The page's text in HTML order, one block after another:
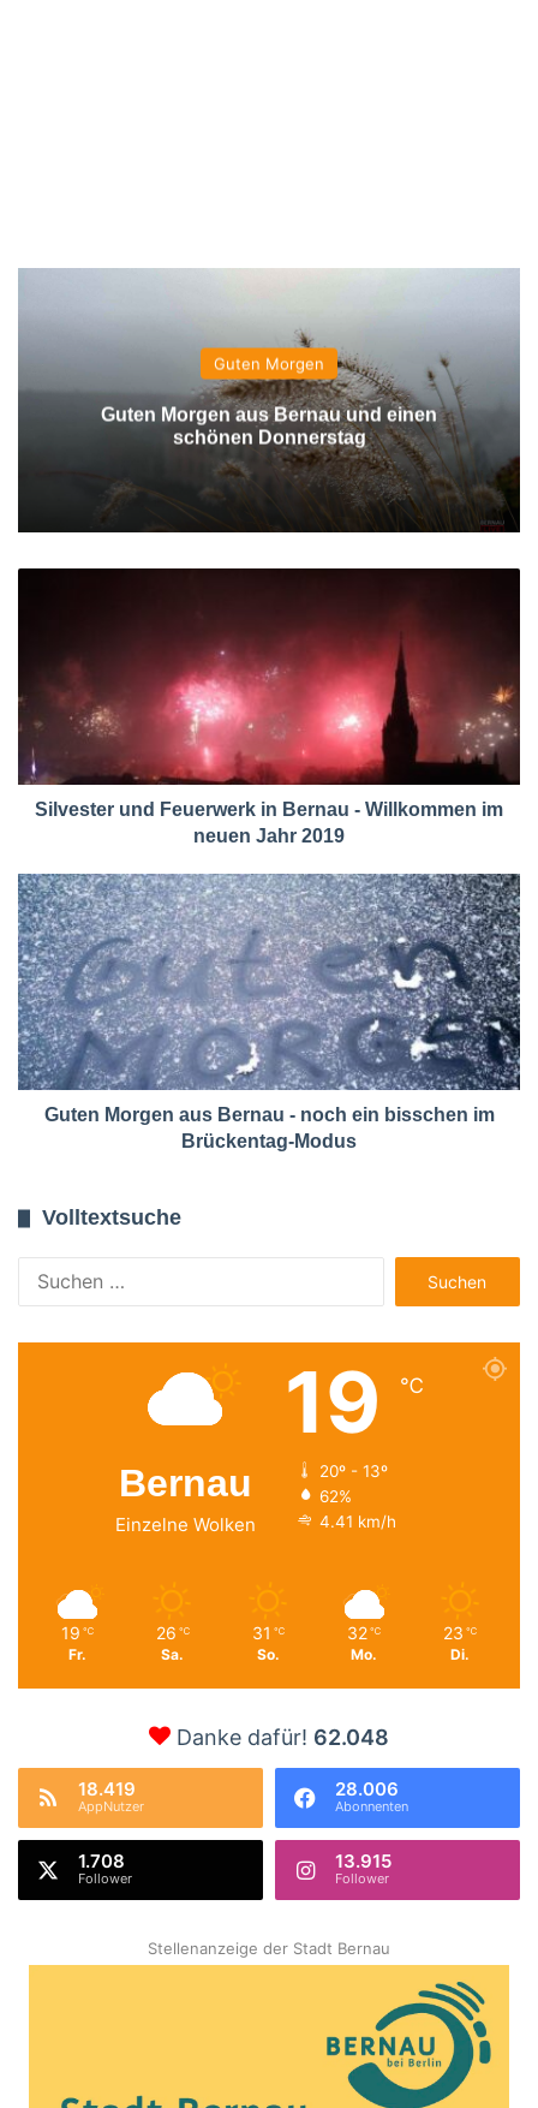
Guten Morgen
Guten Morgen aus Bernau und einen
schönen Donnerstag
Silvester und Feuerwerk in Bernau - Willkommen im
neuen Jahr 2019
Guten Morgen aus Bernau - noch ein bisschen im
Brückentag-Modus
Volltextsuche
nach:
Bernau
Einzelne Wolken
19 ℃
20º - 13º
62%
4.41 km/h
19 ℃
Fr.
26 ℃
Sa.
31 ℃
So.
32 ℃
Mo.
23 ℃
Di.
Danke dafür! 62.048
18.419
AppNutzer
28.006
Abonnenten
1.708
Follower
13.915
Follower
Stellenanzeige der Stadt Bernau